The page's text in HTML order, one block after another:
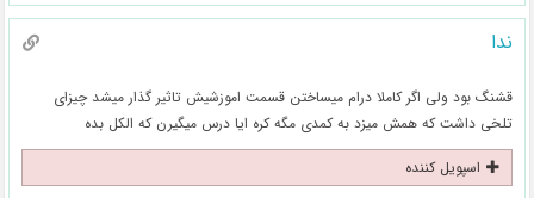
ندا
قشنگ بود ولی اگر کاملا درام میساختن قسمت اموزشیش تاثیر گذار میشد چیزای
تلخی داشت که همش میزد به کمدی مگه کره ایا درس میگیرن که الکل بده
اسپویل کننده